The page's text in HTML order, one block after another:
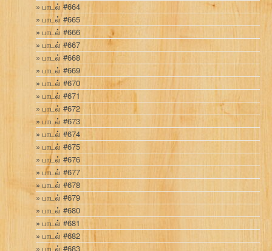
பாடல் #664
பாடல் #665
பாடல் #666
பாடல் #667
பாடல் #668
பாடல் #669
பாடல் #670
பாடல் #671
பாடல் #672
பாடல் #673
பாடல் #674
பாடல் #675
பாடல் #676
பாடல் #677
பாடல் #678
பாடல் #679
பாடல் #680
பாடல் #681
பாடல் #682
பாடல் #683